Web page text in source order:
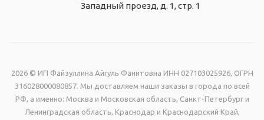
Западный проезд, д. 1, стр. 1
2026 © ИП Файзуллина Айгуль Фанитовна ИНН 027103025926, ОГРН
316028000080857. Мы доставляем наши заказы в города по всей
РФ, а именно: Москва и Московская область, Санкт-Петербург и
Ленинградская область, Краснодар и Краснодарский Край,